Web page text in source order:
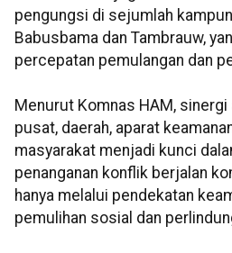
pengungsi di sejumlah
Babusbama dan Tambrauw,
percepatan pemulangan dan
Menurut Komnas HAM,
pusat, daerah, aparat
masyarakat menjadi kunci
penanganan konflik berjalan
hanya melalui pendekatan
pemulihan sosial dan